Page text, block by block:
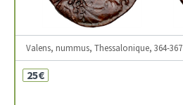
Valens, nummus, Thessalonique, 364-367
25€